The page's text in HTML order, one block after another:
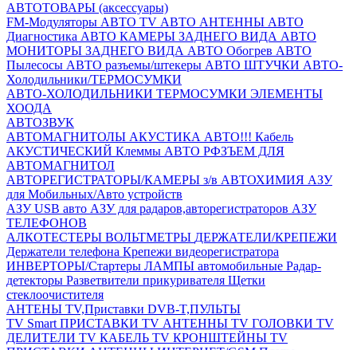
АВТОТОВАРЫ (аксессуары)
FM-Модуляторы АВТО TV АВТО АНТЕННЫ АВТО
Диагностика АВТО КАМЕРЫ ЗАДНЕГО ВИДА АВТО
МОНИТОРЫ ЗАДНЕГО ВИДА АВТО Обогрев АВТО
Пылесосы АВТО разъемы/штекеры АВТО ШТУЧКИ АВТО-
Холодильники/ТЕРМОСУМКИ
АВТО-ХОЛОДИЛЬНИКИ ТЕРМОСУМКИ ЭЛЕМЕНТЫ
ХООДА
АВТОЗВУК
АВТОМАГНИТОЛЫ АКУСТИКА АВТО!!! Кабель
АКУСТИЧЕСКИЙ Клеммы АВТО РФЗЪЕМ ДЛЯ
АВТОМАГНИТОЛ
АВТОРЕГИСТРАТОРЫ/КАМЕРЫ з/в АВТОХИМИЯ АЗУ
для Мобильных/Авто устройств
АЗУ USB авто АЗУ для радаров,авторегистраторов АЗУ
ТЕЛЕФОНОВ
АЛКОТЕСТЕРЫ ВОЛЬТМЕТРЫ ДЕРЖАТЕЛИ/КРЕПЕЖИ
Держатели телефона Крепежи видеорегистратора
ИНВЕРТОРЫ/Стартеры ЛАМПЫ автомобильные Радар-
детекторы Разветвители прикуривателя Щетки
стеклоочистителя
АНТЕНЫ ТV,Приставки DVB-T,ПУЛЬТЫ
TV Smart ПРИСТАВКИ TV АНТЕННЫ TV ГОЛОВКИ TV
ДЕЛИТЕЛИ TV КАБЕЛЬ TV КРОНШТЕЙНЫ TV